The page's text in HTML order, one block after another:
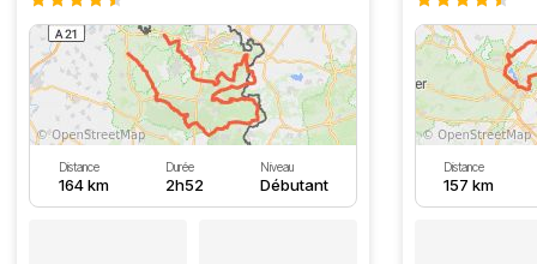
Distance
164 km
Durée
2h52
Niveau
Débutant
Distance
157 km